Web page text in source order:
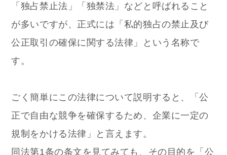
「独占禁止法」「独禁法」などと呼ばれること
が多いですが、正式には「私的独占の禁止及び
公正取引の確保に関する法律」という名称で
す。
ごく簡単にこの法律について説明すると、「公
正で自由な競争を確保するため、企業に一定の
規制をかける法律」と言えます。
同法第1条の条文を見てみても、その目的を「公